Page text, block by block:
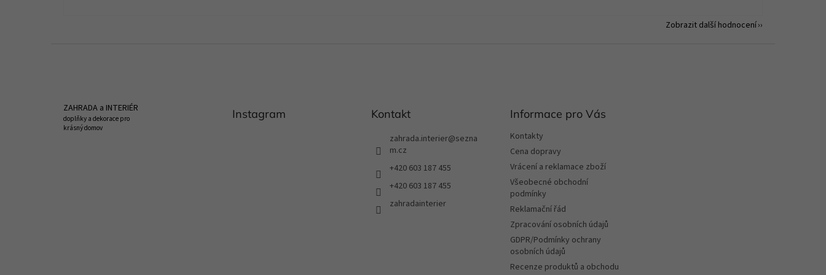
Zobrazit další hodnocení
ZAHRADA a INTERIÉR
doplňky a dekorace pro
krásný domov
Instagram Kontakt
zahrada.interier@sezna
m.cz
+420 603 187 455
+420 603 187 455
zahradainterier
Informace pro Vás
Kontakty
Cena dopravy
Vrácení a reklamace zboží
Všeobecné obchodní
podmínky
Reklamační řád
Zpracování osobních údajů
GDPR/Podmínky ochrany
osobních údajů
Recenze produktů a obchodu